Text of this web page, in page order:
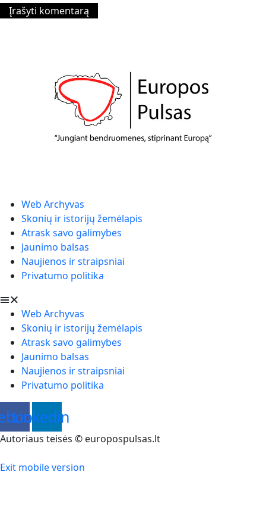
Web Archyvas
Skonių ir istorijų žemėlapis
Atrask savo galimybes
Jaunimo balsas
Naujienos ir straipsniai
Privatumo politika
Web Archyvas
Skonių ir istorijų žemėlapis
Atrask savo galimybes
Jaunimo balsas
Naujienos ir straipsniai
Privatumo politika
Linkedin
Autoriaus teisės © europospulsas.lt
Exit mobile version